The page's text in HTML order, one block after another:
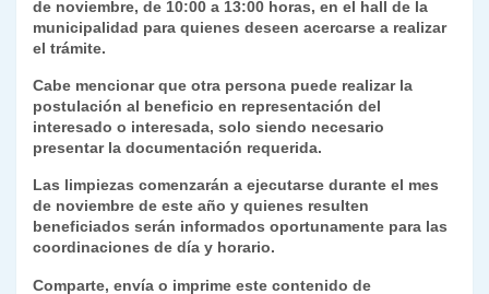
de noviembre, de 10:00 a 13:00 horas, en el hall de la
municipalidad para quienes deseen acercarse a realizar
el trámite.
Cabe mencionar que otra persona puede realizar la
postulación al beneficio en representación del
interesado o interesada, solo siendo necesario
presentar la documentación requerida.
Las limpiezas comenzarán a ejecutarse durante el mes
de noviembre de este año y quienes resulten
beneficiados serán informados oportunamente para las
coordinaciones de día y horario.
Comparte, envía o imprime este contenido de